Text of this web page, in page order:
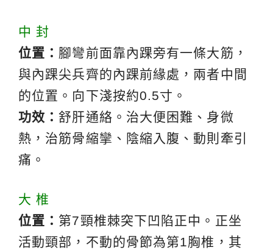
中 封
位置： 腳彎前面靠內踝旁有一條大筋，
與內踝尖兵齊的內踝前緣處，兩者中間
的位置。向下淺按約0.5寸。
功效：舒肝通絡。治大便困難、身微
熱，治筋骨縮攣、陰縮入腹、動則牽引
痛。
大 椎
位置： 第7頸椎棘突下凹陷正中。正坐
活動頸部，不動的骨節為第1胸椎，其